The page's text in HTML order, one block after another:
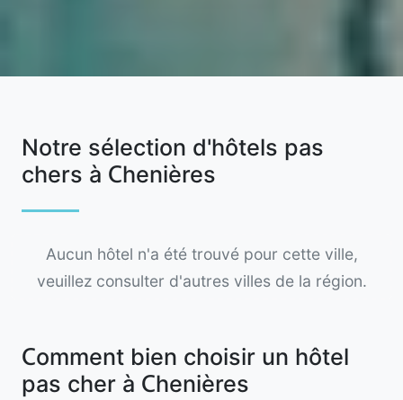
Notre sélection d'hôtels pas
chers à Chenières
Aucun hôtel n'a été trouvé pour cette ville,
veuillez consulter d'autres villes de la région.
Comment bien choisir un hôtel
pas cher à Chenières